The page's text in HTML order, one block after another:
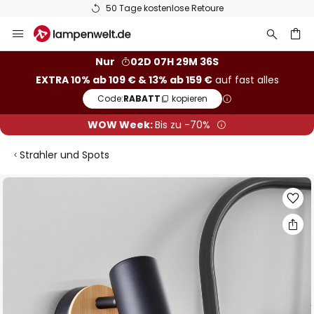
50 Tage kostenlose Retoure
Inhalt
Nur
02D 07H 29M 35S
EXTRA 10% ab 109 € & 13% ab 159 €auf fast alles
Code:RABATT kopieren
WOW Week:Bis zu -70%
Strahler und Spots
Zum